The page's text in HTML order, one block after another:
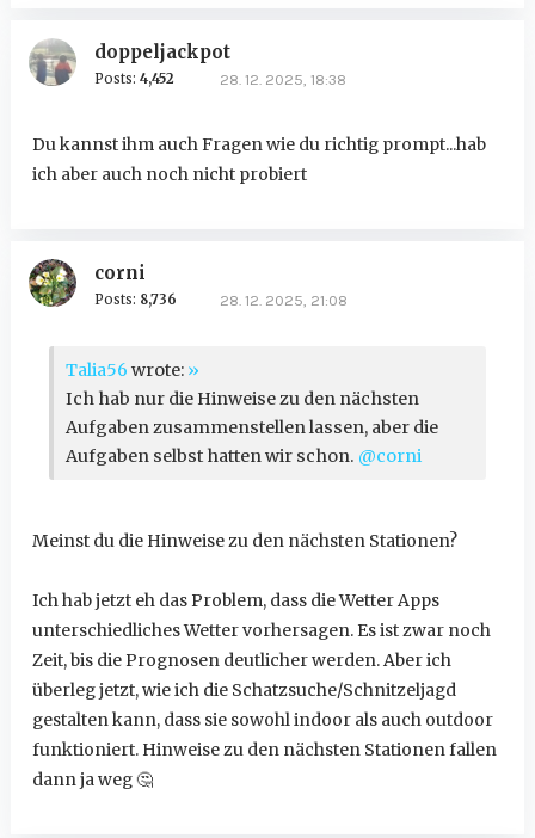
doppeljackpot
Posts: 4,452 28. 12. 2025, 18:38
Du kannst ihm auch Fragen wie du richtig prompt...hab
ich aber auch noch nicht probiert
corni
Posts: 8,736 28. 12. 2025, 21:08
Talia56 wrote: »
Ich hab nur die Hinweise zu den nächsten
Aufgaben zusammenstellen lassen, aber die
Aufgaben selbst hatten wir schon. @corni
Meinst du die Hinweise zu den nächsten Stationen?
Ich hab jetzt eh das Problem, dass die Wetter Apps
unterschiedliches Wetter vorhersagen. Es ist zwar noch
Zeit, bis die Prognosen deutlicher werden. Aber ich
überleg jetzt, wie ich die Schatzsuche/Schnitzeljagd
gestalten kann, dass sie sowohl indoor als auch outdoor
funktioniert. Hinweise zu den nächsten Stationen fallen
dann ja weg🤔